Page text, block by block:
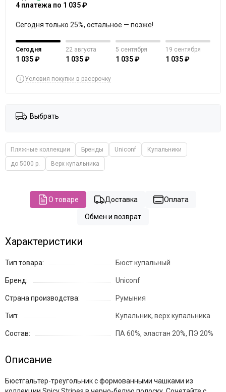
4 платежа по 1 035 ₽
Сегодня только 25%, остальное — позже!
Сегодня
1 035 ₽
22 августа
1 035 ₽
5 сентября
1 035 ₽
19 сентября
1 035 ₽
Условия покупки в рассрочку
Выбрать
Пляжные коллекции Бренды Uniconf
Купальники
до 5000 р.
Верх купальника
О товаре Доставка Оплата
Обмен и возврат
Характеристики
Тип товара: Бюст купальный
Бренд: Uniconf
Страна производства: Румыния
Тип: Купальник, верх купальника
Состав: ПА 60%, эластан 20%, ПЭ 20%
Описание
Бюстгальтер-треугольник с формованными чашками из